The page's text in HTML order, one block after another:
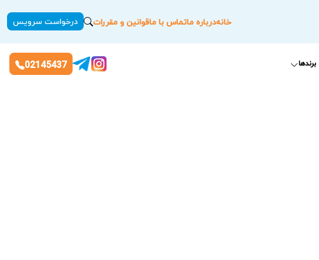
خانهدرباره ماتماس با ماقوانین و مقررات درخواست سرویس
برندها 02145437